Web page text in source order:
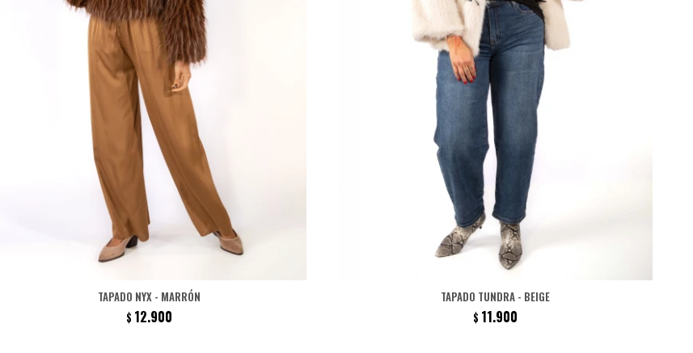
TAPADO NYX - MARRÓN
$ 12.900
TAPADO TUNDRA - BEIGE
$ 11.900